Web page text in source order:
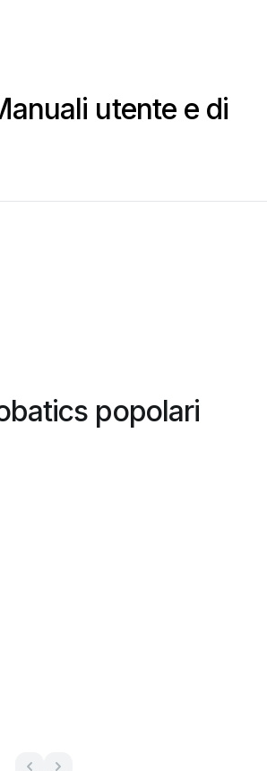
utente e di
popolari